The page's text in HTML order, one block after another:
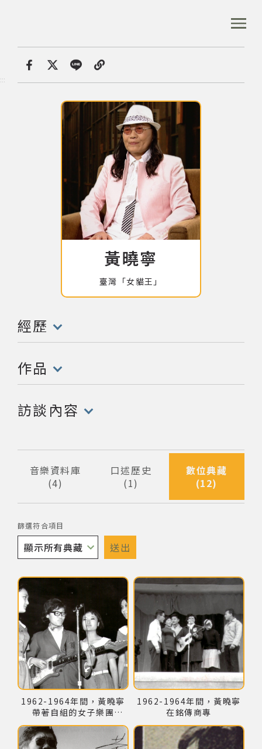
區
:::
首頁 數位典藏
:::
黃曉寧
臺灣「女貓王」
經歷
(點擊開啟/收合以下內容)
作品
(點擊開啟/收合以下內容)
訪談內容
(點擊開啟/收合以下內容)
音樂資料庫
4
口述歷史
1
數位典藏
12
篩選符合項目
送出
點擊下列圖片後，可使用鍵盤Tab鍵切換上一張、下一張及關閉按
1962-1964年間，黃曉寧
帶著自組的女子樂團
「Lucky June」
1962-1964年間，黃曉寧
在銘傳商專
首頁
音樂資料庫
音樂人口述歷史
數位典藏
專文專區
關於資料庫
音樂獎項
組織協會
曲目統計表
臺北流行音樂中心
著作權及免責聲明